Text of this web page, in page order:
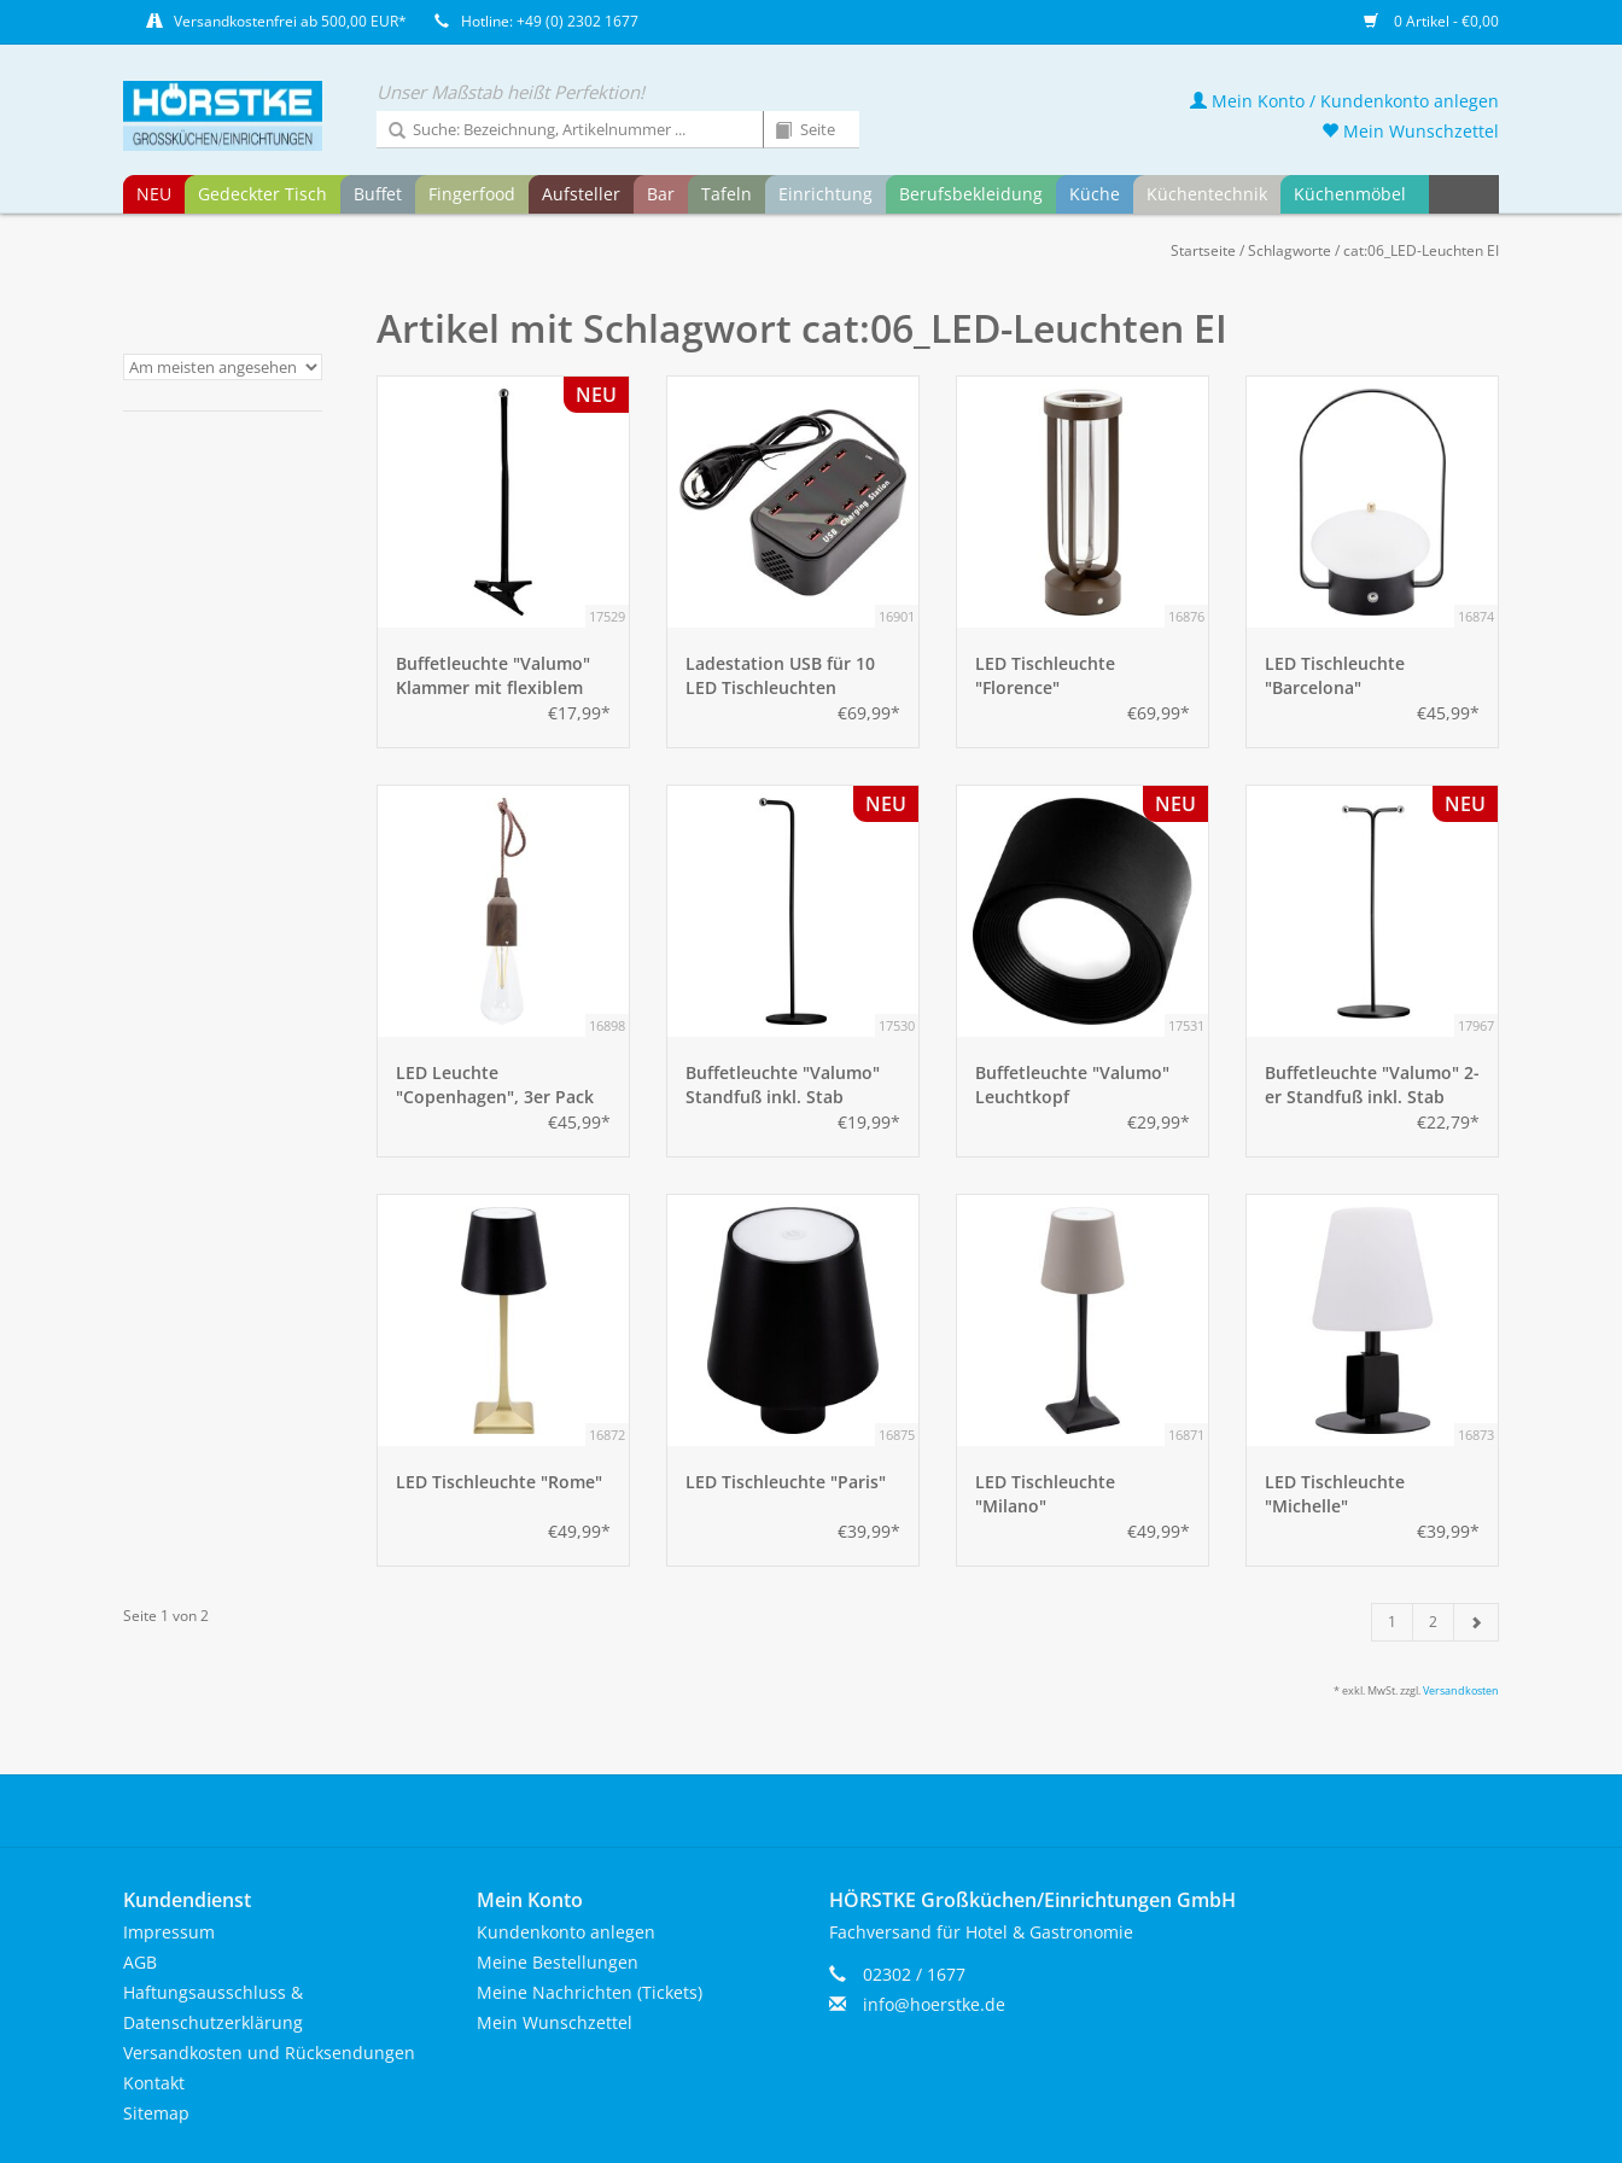
Versandkostenfrei ab 500,00 EUR* Hotline: +49 (0) 2302 1677 0 Artikel - €0,00
Unser Maßstab heißt Perfektion!
NEU Gedeckter Tisch Buffet Fingerfood Aufsteller Bar Tafeln Einrichtung Berufsbekleidung Küche Küchentechnik Küchenmöbel
Mein Konto / Kundenkonto anlegen
Mein Wunschzettel
Startseite /Schlagworte /cat:06_LED-Leuchten EI
Artikel mit Schlagwort cat:06_LED-Leuchten EI
NEU
17529
Buffetleuchte "Valumo"
Klammer mit flexiblem
€17,99*
16901
Ladestation USB für 10
LED Tischleuchten
€69,99*
16876
LED Tischleuchte
"Florence"
€69,99*
16874
LED Tischleuchte
"Barcelona"
€45,99*
16898
LED Leuchte
"Copenhagen", 3er Pack
€45,99*
NEU
17530
Buffetleuchte "Valumo"
Standfuß inkl. Stab
€19,99*
NEU
17531
Buffetleuchte "Valumo"
Leuchtkopf
€29,99*
NEU
17967
Buffetleuchte "Valumo" 2-
er Standfuß inkl. Stab
€22,79*
16872
LED Tischleuchte "Rome"
€49,99*
16875
LED Tischleuchte "Paris"
€39,99*
16871
LED Tischleuchte
"Milano"
€49,99*
16873
LED Tischleuchte
"Michelle"
€39,99*
Seite 1 von 2 1 2
* exkl. MwSt. zzgl. Versandkosten
Kundendienst
Impressum
AGB
Haftungsausschluss &
Datenschutzerklärung
Versandkosten und Rücksendungen
Kontakt
Sitemap
Mein Konto
Kundenkonto anlegen
Meine Bestellungen
Meine Nachrichten (Tickets)
Mein Wunschzettel
HÖRSTKE Großküchen/Einrichtungen GmbH
Fachversand für Hotel & Gastronomie
02302 / 1677
info@hoerstke.de